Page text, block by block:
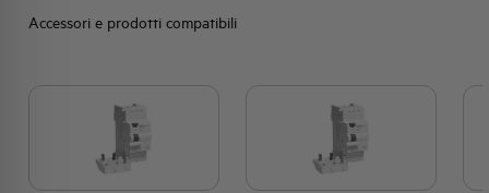
Accessori e prodotti compatibili